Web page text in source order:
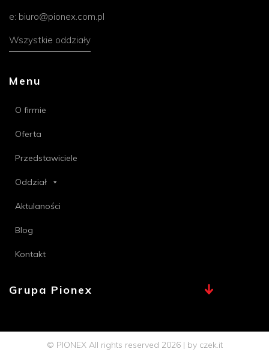
e: biuro@pionex.com.pl
Wszystkie oddziały
Menu
O firmie
Oferta
Przedstawiciele
Oddział
Aktulaności
Blog
Kontakt
Grupa Pionex
Chemia Bielsko
Profi PSB© PIONEX All rights reserved 2026 | by czek.it